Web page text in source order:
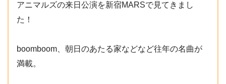
アニマルズの来日公演を新宿MARSで見てきまし
た！
boomboom、朝日のあたる家などなど往年の名曲が
満載。